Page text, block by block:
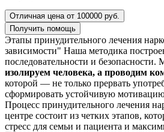
Отличная цена от 100000 руб.
Получить помощь
Этапы принудительного лечения
зависимости" Наша методика
последовательности и безопасности.
изолируем человека, а проводим
которой — не только прервать
сформировать устойчивую
Процесс принудительного лечения
центре состоит из четких этапов,
стресс для семьи и пациента и